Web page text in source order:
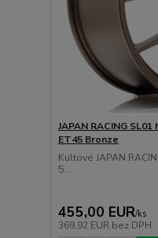
JAPAN RACING
ET45 Bronze
Kultové JAPAN
5...
455,00 EUR/ks
369,92 EUR bez DPH